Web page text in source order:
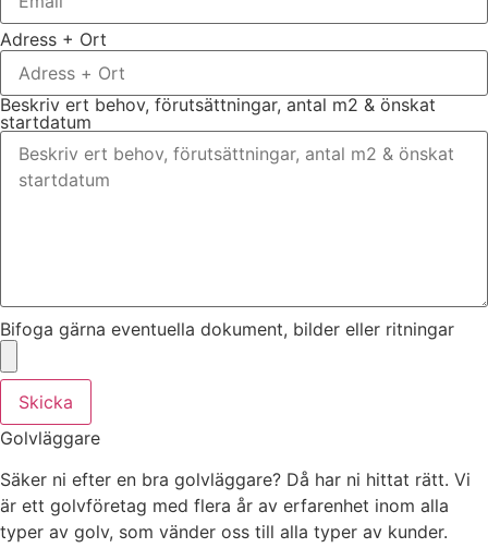
Adress + Ort
Beskriv ert behov, förutsättningar, antal m2 & önskat
startdatum
Bifoga gärna eventuella dokument, bilder eller ritningar
Skicka
Golvläggare
Säker ni efter en bra golvläggare? Då har ni hittat rätt. Vi
är ett golvföretag med flera år av erfarenhet inom alla
typer av golv, som vänder oss till alla typer av kunder.